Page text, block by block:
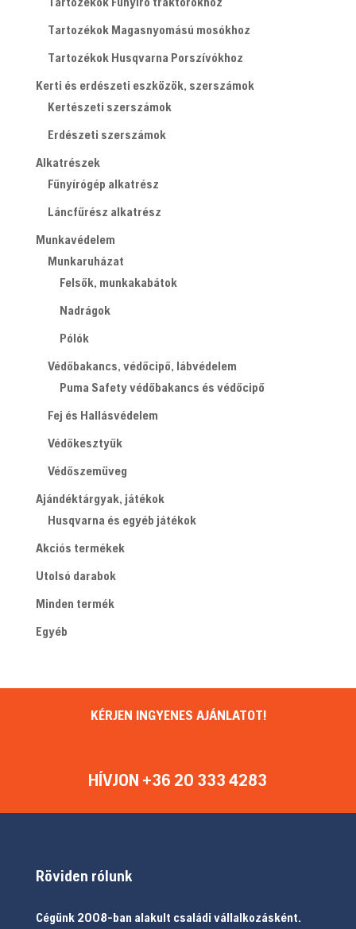
Tartozékok Magasnyomású mosókhoz
Tartozékok Husqvarna Porszívókhoz
Kerti és erdészeti eszközök, szerszámok
Kertészeti szerszámok
Erdészeti szerszámok
Alkatrészek
Fűnyírógép alkatrész
Láncfűrész alkatrész
Munkavédelem
Munkaruházat
Felsők, munkakabátok
Nadrágok
Pólók
Védőbakancs, védőcipő, lábvédelem
Puma Safety védőbakancs és védőcipő
Fej és Hallásvédelem
Védőkesztyűk
Védőszemüveg
Ajándéktárgyak, játékok
Husqvarna és egyéb játékok
Akciós termékek
Utolsó darabok
Minden termék
Egyéb
KÉRJEN INGYENES AJÁNLATOT!
HÍVJON +36 20 333 4283
Röviden rólunk
Cégünk 2008-ban alakult családi vállalkozásként.